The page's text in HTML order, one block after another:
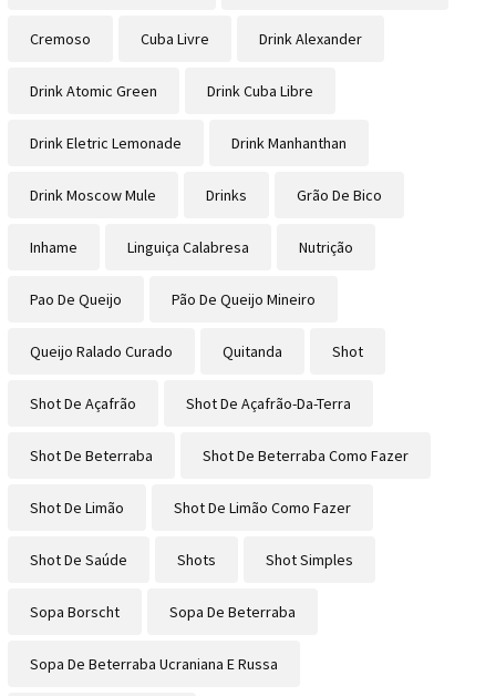
Cremoso Cuba Livre Drink Alexander
Drink Atomic Green Drink Cuba Libre
Drink Eletric Lemonade Drink Manhanthan
Drink Moscow Mule Drinks Grão De Bico
Inhame Linguiça Calabresa Nutrição
Pao De Queijo Pão De Queijo Mineiro
Queijo Ralado Curado Quitanda Shot
Shot De Açafrão Shot De Açafrão-Da-Terra
Shot De Beterraba Shot De Beterraba Como Fazer
Shot De Limão Shot De Limão Como Fazer
Shot De Saúde Shots Shot Simples
Sopa Borscht Sopa De Beterraba
Sopa De Beterraba Ucraniana E Russa